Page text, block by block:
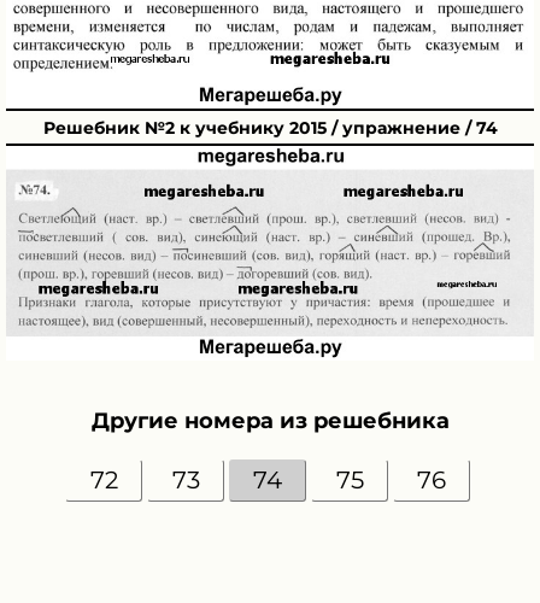
Решебник №2 к учебнику 2015 / упражнение / 74
Другие номера из решебника
72 73 74 75 76